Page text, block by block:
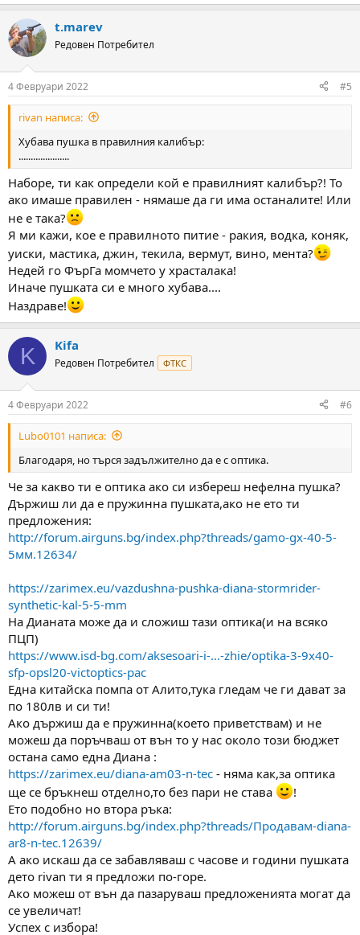
t.marev
Редовен Потребител
4 Февруари 2022 #5
rivan написа:
Хубава пушка в правилния калибър:
.....................
Наборе, ти как определи кой е правилният калибър?! То
ако имаше правилен - нямаше да ги има останалите! Или
не е така?
Я ми кажи, кое е правилното питие - ракия, водка, коняк,
уиски, мастика, джин, текила, вермут, вино, мента?
Недей го ФърГа момчето у храсталака!
Иначе пушката си е много хубава....
Наздраве!
K Kifa
Редовен Потребител ФТКС
4 Февруари 2022 #6
Lubo0101 написа:
Благодаря, но търся задължително да е с оптика.
Че за какво ти е оптика ако си избереш нефелна пушка?
Държиш ли да е пружинна пушката,ако не ето ти
предложения:
http://forum.airguns.bg/index.php?threads/gamo-gx-40-5-
5мм.12634/
https://zarimex.eu/vazdushna-pushka-diana-stormrider-
synthetic-kal-5-5-mm
На Дианата може да и сложиш тази оптика(и на всяко
ПЦП)
https://www.isd-bg.com/aksesoari-i-...-zhie/optika-3-9x40-
sfp-opsl20-victoptics-pac
Една китайска помпа от Алито,тука гледам че ги дават за
по 180лв и си ти!
Ако държиш да е пружинна(което приветствам) и не
можеш да поръчваш от вън то у нас около този бюджет
остана само една Диана :
https://zarimex.eu/diana-am03-n-tec - няма как,за оптика
ще се бръкнеш отделно,то без пари не става
!
Ето подобно но втора ръка:
http://forum.airguns.bg/index.php?threads/Продавам-diana-
ar8-n-tec.12639/
А ако искаш да се забавляваш с часове и години пушката
дето rivan ти я предложи по-горе.
Ако можеш от вън да пазаруваш предложенията могат да
се увеличат!
Успех с избора!